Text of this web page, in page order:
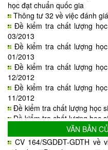
học đạt chuẩn quốc gia
Thông tư 32 về việc đánh
Đề kiểm tra chất lượng
03/2013
Đề kiểm tra chất lượng
01/2013
Đề kiểm tra chất lượng
12/2012
Đề kiểm tra chất lượng
11/2012
Đề kiểm tra chất lượng học
Đề kiểm tra chất lượng học
Đề thi giáo viên giỏi cấp
năm học 2012 - 2013
VĂN BẢN
CV 164/SGDĐT-GDTH về